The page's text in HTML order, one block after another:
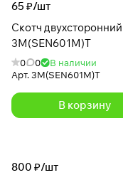
65 ₽/шт
Скотч двухсторонний
3M(SEN601M)T
0 0
В наличии
Арт.3M(SEN601M)T
В корзину
800 ₽/шт